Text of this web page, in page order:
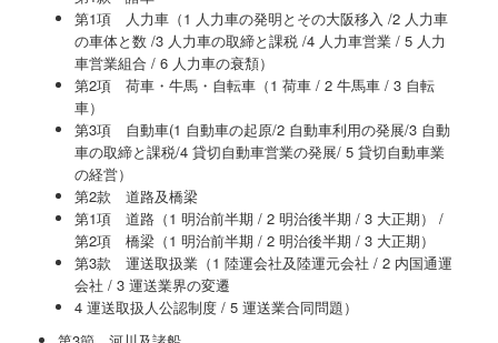
第1項 人力車（1 人力車の発明とその大阪移入 /2 人力車
の車体と数 /3 人力車の取締と課税 /4 人力車営業 / 5 人力
車営業組合 / 6 人力車の衰頽）
第2項 荷車・牛馬・自転車（1 荷車 / 2 牛馬車 / 3 自転
車）
第3項 自動車(1 自動車の起原/2 自動車利用の発展/3 自動
車の取締と課税/4 貸切自動車営業の発展/ 5 貸切自動車業
の経営）
第2款 道路及橋梁
第1項 道路（1 明治前半期 / 2 明治後半期 / 3 大正期） /
第2項 橋梁（1 明治前半期 / 2 明治後半期 / 3 大正期）
第3款 運送取扱業（1 陸運会社及陸運元会社 / 2 内国通運
会社 / 3 運送業界の変遷
4 運送取扱人公認制度 / 5 運送業合同問題）